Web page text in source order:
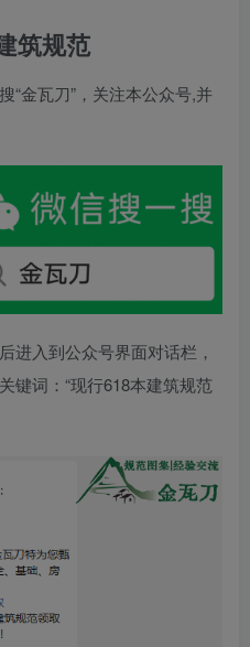
筑规范
“金瓦刀”，关注本公众号,并
进入到公众号界面对话栏，
键词：“现行618本建筑规范